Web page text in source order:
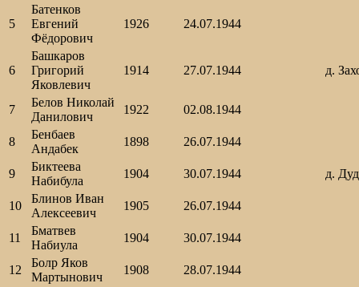
5
Батенков
Евгений
Фёдорович
1926 24.07.1944
6
Башкаров
Григорий
Яковлевич
1914 27.07.1944 д.
7
Белов Николай
Данилович
1922 02.08.1944
8
Бенбаев
Андабек
1898 26.07.1944
9
Биктеева
Набибула
1904 30.07.1944 д.
10
Блинов Иван
Алексеевич
1905 26.07.1944
11
Бматвев
Набиула
1904 30.07.1944
12
Болр Яков
Мартынович
1908 28.07.1944